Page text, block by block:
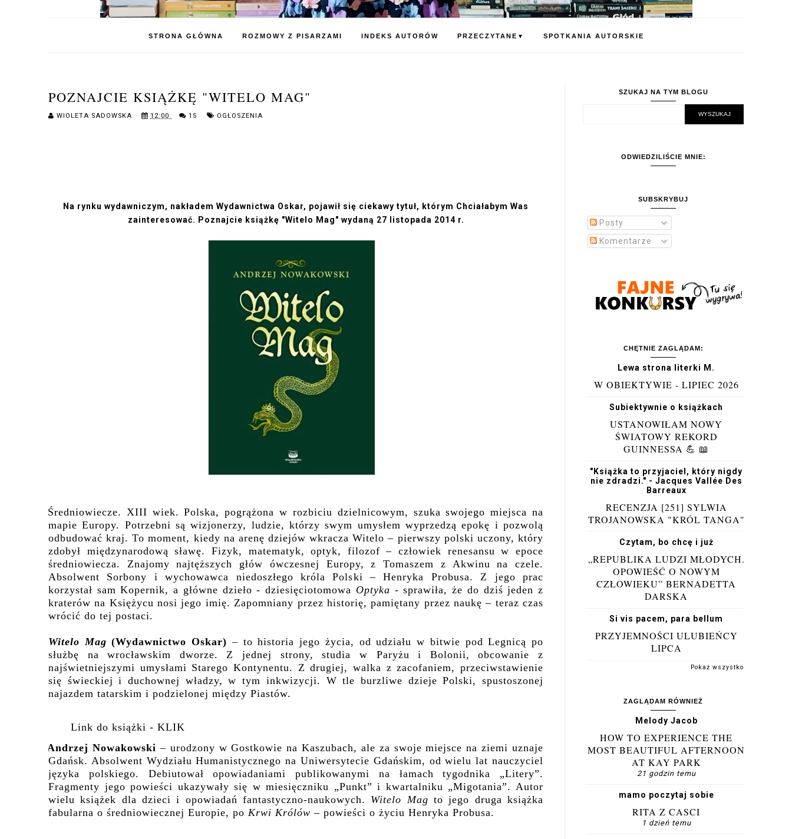
STRONA GŁÓWNA ROZMOWY Z PISARZAMI INDEKS AUTORÓW PRZECZYTANE ▼ SPOTKANIA AUTORSKIE
POZNAJCIE KSIĄŻKĘ "WITELO MAG"
WIOLETA SADOWSKA 12:00 15 OGŁOSZENIA
Na rynku wydawniczym, nakładem Wydawnictwa Oskar, pojawił się ciekawy tytuł, którym Chciałabym Was
zainteresować. Poznajcie książkę "Witelo Mag" wydaną 27 listopada 2014 r.
Średniowiecze. XIII wiek. Polska, pogrążona w rozbiciu dzielnicowym, szuka swojego miejsca na
mapie Europy. Potrzebni są wizjonerzy, ludzie, którzy swym umysłem wyprzedzą epokę i pozwolą
odbudować kraj. To moment, kiedy na arenę dziejów wkracza Witelo – pierwszy polski uczony, który
zdobył międzynarodową sławę. Fizyk, matematyk, optyk, filozof – człowiek renesansu w epoce
średniowiecza. Znajomy najtęższych głów ówczesnej Europy, z Tomaszem z Akwinu na czele.
Absolwent Sorbony i wychowawca niedoszłego króla Polski – Henryka Probusa. Z jego prac
korzystał sam Kopernik, a główne dzieło - dziesięciotomowa Optyka - sprawiła, że do dziś jeden z
kraterów na Księżycu nosi jego imię. Zapomniany przez historię, pamiętany przez naukę – teraz czas
wrócić do tej postaci.
Witelo Mag (Wydawnictwo Oskar)– to historia jego życia, od udziału w bitwie pod Legnicą po
służbę na wrocławskim dworze. Z jednej strony, studia w Paryżu i Bolonii, obcowanie z
najświetniejszymi umysłami Starego Kontynentu. Z drugiej, walka z zacofaniem, przeciwstawienie
się świeckiej i duchownej władzy, w tym inkwizycji. W tle burzliwe dzieje Polski, spustoszonej
najazdem tatarskim i podzielonej między Piastów.
Link do książki - KLIK
Andrzej Nowakowski – urodzony w Gostkowie na Kaszubach, ale za swoje miejsce na ziemi uznaje
Gdańsk. Absolwent Wydziału Humanistycznego na Uniwersytecie Gdańskim, od wielu lat nauczyciel
języka polskiego. Debiutował opowiadaniami publikowanymi na łamach tygodnika „Litery”.
Fragmenty jego powieści ukazywały się w miesięczniku „Punkt” i kwartalniku „Migotania”. Autor
wielu książek dla dzieci i opowiadań fantastyczno-naukowych. Witelo Mag to jego druga książka
fabularna o średniowiecznej Europie, po Krwi Królów– powieści o życiu Henryka Probusa.
SZUKAJ NA TYM BLOGU
ODWIEDZILIŚCIE MNIE:
SUBSKRYBUJ
Posty
Komentarze
CHĘTNIE ZAGLĄDAM:
Lewa strona literki M.
W OBIEKTYWIE - LIPIEC 2026
Subiektywnie o książkach
USTANOWIŁAM NOWY
ŚWIATOWY REKORD
GUINNESSA 💪 📖
"Książka to przyjaciel, który nigdy
nie zdradzi." - Jacques Vallée Des
Barreaux
RECENZJA [251] SYLWIA
TROJANOWSKA "KRÓL TANGA"
Czytam, bo chcę i już
„REPUBLIKA LUDZI MŁODYCH.
OPOWIEŚĆ O NOWYM
CZŁOWIEKU” BERNADETTA
DARSKA
Si vis pacem, para bellum
PRZYJEMNOŚCI ULUBIEŃCY
LIPCA
Pokaż wszystko
ZAGLĄDAM RÓWNIEŻ
Melody Jacob
HOW TO EXPERIENCE THE
MOST BEAUTIFUL AFTERNOON
AT KAY PARK
21 godzin temu
mamo poczytaj sobie
RITA Z CASCI
1 dzień temu